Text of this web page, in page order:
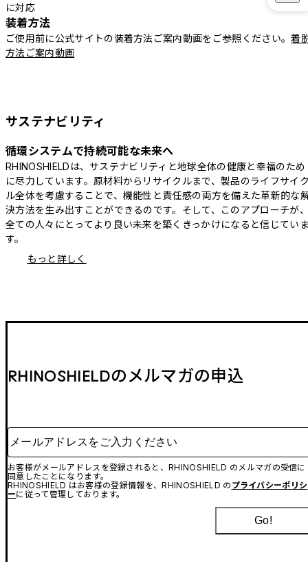
に対応
装着方法
ご使用前に公式サイトの装着方法ご案内動画をご参照ください。着
方法ご案内動画
サステナビリティ
循環システムで持続可能な未来へ
RHINOSHIELDは、サステナビリティと地球全体の健康と幸福のため
に尽力しています。原材料からリサイクルまで、製品のライフサイ
ル全体を考慮することで、機能性と責任感の両方を備えた革新的な
決方法を生み出すことができるのです。そして、このアプローチが
全ての人々にとってより良い未来を築くきっかけになると信じてい
す。
もっと詳しく
RHINOSHIELDのメルマガの申込
メールアドレスをご入力ください
お客様がメールアドレスを登録されると、RHINOSHIELD のメルマガの受信に
同意したことになります。
RHINOSHIELD はお客様の登録情報を、RHINOSHIELD の プライバシーポリシ
ーに従って管理しております。
Go!